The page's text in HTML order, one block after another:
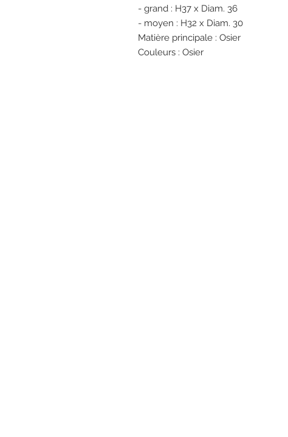
- grand : H37 x Diam. 36
- moyen : H32 x Diam. 30
Matière principale : Osier
Couleurs : Osier